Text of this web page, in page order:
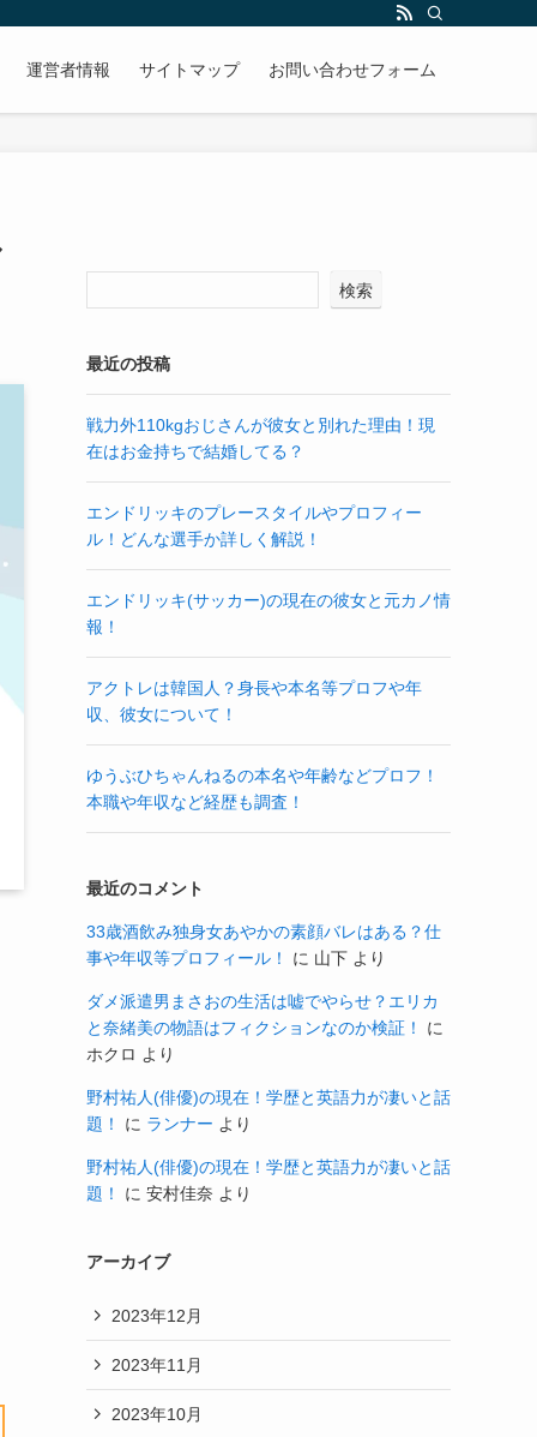
運営者情報 サイトマップ お問い合わせフォーム
検索
最近の投稿
戦力外110kgおじさんが彼女と別れた理由！現
在はお金持ちで結婚してる？
エンドリッキのプレースタイルやプロフィー
ル！どんな選手か詳しく解説！
エンドリッキ(サッカー)の現在の彼女と元カノ情
報！
アクトレは韓国人？身長や本名等プロフや年
収、彼女について！
ゆうぶひちゃんねるの本名や年齢などプロフ！
本職や年収など経歴も調査！
最近のコメント
33歳酒飲み独身女あやかの素顔バレはある？仕
事や年収等プロフィール！
に 山下 より
ダメ派遣男まさおの生活は嘘でやらせ？エリカ
と奈緒美の物語はフィクションなのか検証！
に
ホクロ より
野村祐人(俳優)の現在！学歴と英語力が凄いと話
題！
に ランナー より
野村祐人(俳優)の現在！学歴と英語力が凄いと話
題！
に 安村佳奈 より
アーカイブ
2023年12月
2023年11月
2023年10月